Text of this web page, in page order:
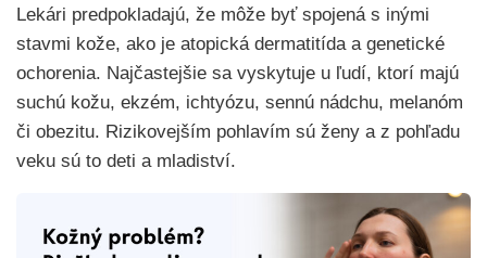
Lekári predpokladajú, že môže byť spojená s inými
stavmi kože, ako je atopická dermatitída a genetické
ochorenia. Najčastejšie sa vyskytuje u ľudí, ktorí majú
suchú kožu, ekzém, ichtyózu, sennú nádchu, melanóm
či obezitu. Rizikovejším pohlavím sú ženy a z pohľadu
veku sú to deti a mladiství.